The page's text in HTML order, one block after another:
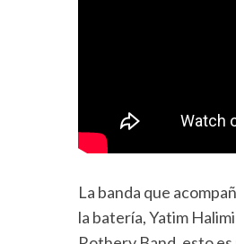
La banda que
la batería, Yatim